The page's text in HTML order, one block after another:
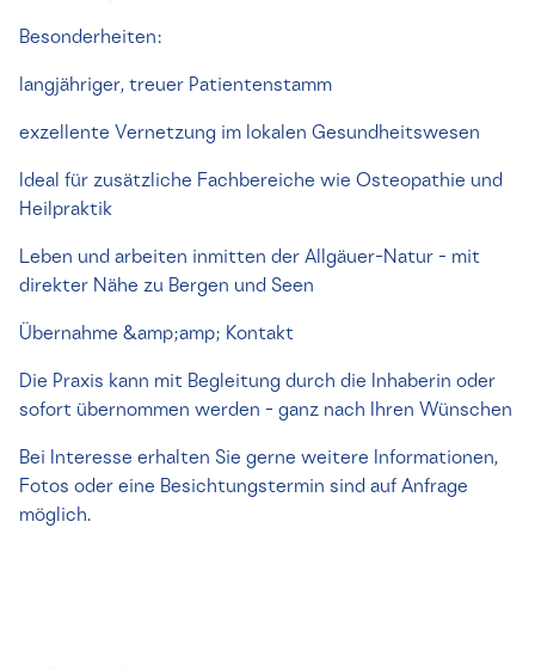
Besonderheiten:
langjähriger, treuer Patientenstamm
exzellente Vernetzung im lokalen Gesundheitswesen
Ideal für zusätzliche Fachbereiche wie Osteopathie und
Heilpraktik
Leben und arbeiten inmitten der Allgäuer-Natur - mit
direkter Nähe zu Bergen und Seen
Übernahme &amp;amp; Kontakt
Die Praxis kann mit Begleitung durch die Inhaberin oder
sofort übernommen werden - ganz nach Ihren Wünschen
Bei Interesse erhalten Sie gerne weitere Informationen,
Fotos oder eine Besichtungstermin sind auf Anfrage
möglich.